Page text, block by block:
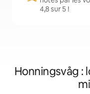
4,8 sur 5 !
Honningsvåg :